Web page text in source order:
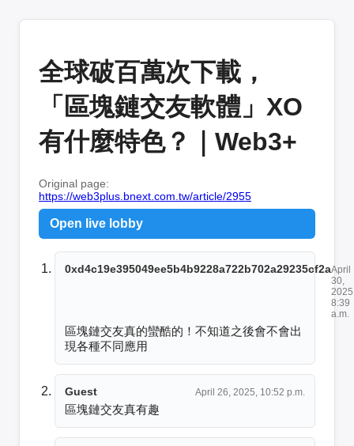
全球破百萬次下載，
「區塊鏈交友軟體」XO
有什麼特色？｜Web3+
Original page:
https://web3plus.bnext.com.tw/article/2955
Open live lobby
0xd4c19e395049ee5b4b9228a722b702a29235cf2aApril
30,
8:39
a.m.
區塊鏈交友真的蠻酷的！不知道之後會不會出
現各種不同應用
Guest April 26, 2025, 10:52 p.m.
區塊鏈交友真有趣